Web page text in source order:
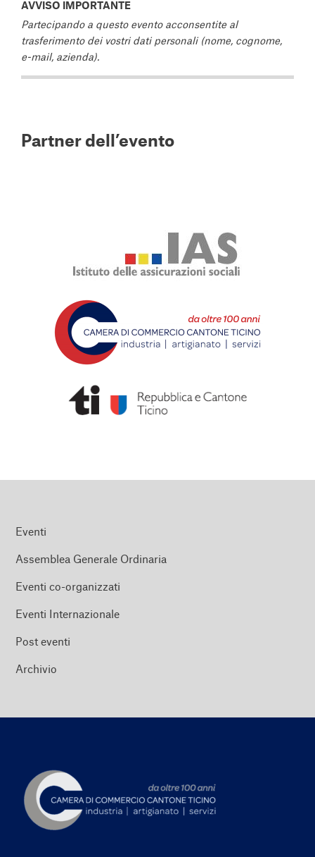
AVVISO IMPORTANTE
Partecipando a questo evento acconsentite al
trasferimento dei vostri dati personali (nome, cognome,
e-mail, azienda).
Partner dell’evento
Eventi
Assemblea Generale Ordinaria
Eventi co-organizzati
Eventi Internazionale
Post eventi
Archivio